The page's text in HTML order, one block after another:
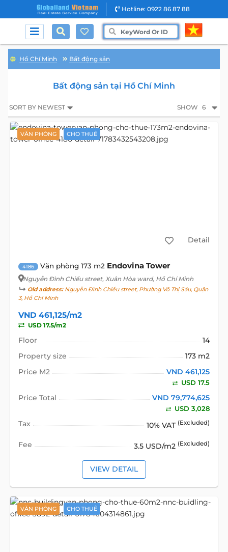
Hotline: 0922 86 87 88
Hồ Chí Minh Bất động sản
Bất động sản tại Hồ Chí Minh
SORT BY NEWEST SHOW 6
VĂN PHÒNG CHO THUÊ
Detail
4186 Văn phòng 173 m2 Endovina Tower
Nguyễn Đình Chiểu street, Xuân Hòa ward, Hồ Chí Minh
Old address:Nguyễn Đình Chiểu street, Phường Võ Thị Sáu, Quận
3, Hồ Chí Minh
VND 461,125/m2
USD 17.5/m2
Floor
14
Property size
173 m2
Price M2
VND 461,125
USD 17.5
Price Total VND 79,774,625
USD 3,028
Tax 10% VAT (Excluded)
Fee 3.5 USD/m2 (Excluded)
VIEW DETAIL
VĂN PHÒNG CHO THUÊ